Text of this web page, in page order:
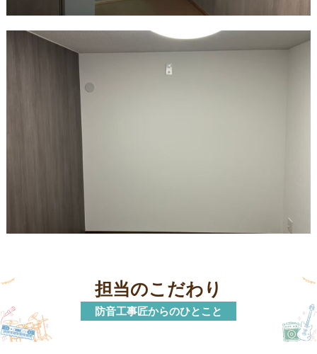
担当のこだわり
防音工事匠からのひとこと